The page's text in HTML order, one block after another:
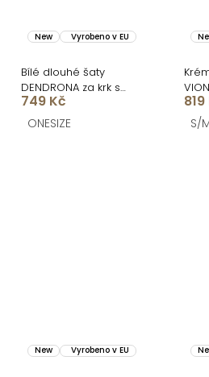
New Vyrobeno v EU
Bílé dlouhé šaty
DENDRONA za krk s
výstřihem
749 Kč
ONESIZE S/
New Vyrobeno v EU